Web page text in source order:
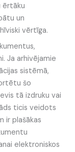
ērtāku
un
vērtīga.
Ja arhivējamie
sistēmā,
šo
tā izdruku vai
ticis veidots
ir plašākas
elektroniskos